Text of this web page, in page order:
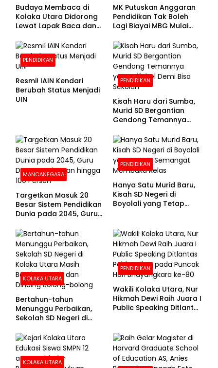
Budaya Membaca di
Kolaka Utara Didorong
Lewat Lapak Baca dan
MK Putuskan Anggaran
Pendidikan Tak Boleh
Lagi Biayai MBG Mulai
PENDIDIKAN
Resmi! IAIN Kendari
Berubah Status Menjadi
UIN
PENDIDIKAN
Kisah Haru dari Sumba,
Murid SD Bergantian
Gendong Temannya
Sekolah
MANCANEGARA
Targetkan Masuk 20
Besar Sistem Pendidikan
Dunia pada 2045, Guru
100 Persen
PENDIDIKAN
Hanya Satu Murid Baru,
Kisah SD Negeri di
Boyolali yang Tetap
KOLAKA UTARA
Bertahun-tahun
Menunggu Perbaikan,
Sekolah SD Negeri di
Beralas Tanah dan
Dinding Bolong-bolong
PENDIDIKAN
Wakili Kolaka Utara, Nur
Hikmah Dewi Raih Juara I
Public Speaking Ditlantas
Bhayangkara ke-80
KOLAKA UTARA